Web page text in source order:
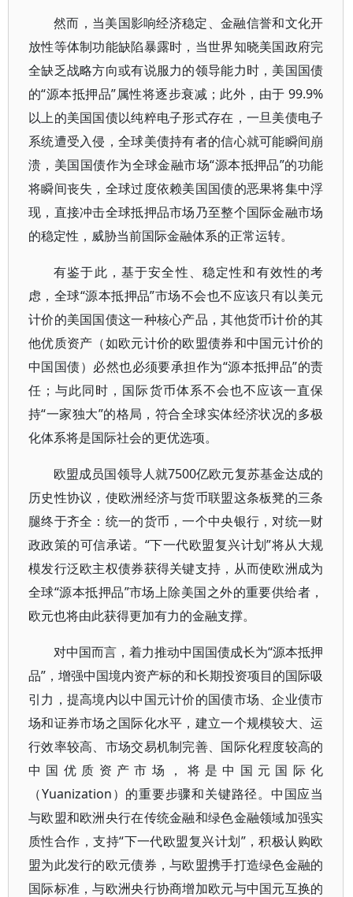
然而，当美国影响经济稳定、金融信誉和文化开
放性等体制功能缺陷暴露时，当世界知晓美国政府完
全缺乏战略方向或有说服力的领导能力时，美国国债
的“源本抵押品”属性将逐步衰减；此外，由于 99.9%
以上的美国国债以纯粹电子形式存在，一旦美债电子
系统遭受入侵，全球美债持有者的信心就可能瞬间崩
溃，美国国债作为全球金融市场“源本抵押品”的功能
将瞬间丧失，全球过度依赖美国国债的恶果将集中浮
现，直接冲击全球抵押品市场乃至整个国际金融市场
的稳定性，威胁当前国际金融体系的正常运转。
有鉴于此，基于安全性、稳定性和有效性的考
虑，全球“源本抵押品”市场不会也不应该只有以美元
计价的美国国债这一种核心产品，其他货币计价的其
他优质资产（如欧元计价的欧盟债券和中国元计价的
中国国债）必然也必须要承担作为“源本抵押品”的责
任；与此同时，国际货币体系不会也不应该一直保
持“一家独大”的格局，符合全球实体经济状况的多极
化体系将是国际社会的更优选项。
欧盟成员国领导人就7500亿欧元复苏基金达成的
历史性协议，使欧洲经济与货币联盟这条板凳的三条
腿终于齐全：统一的货币，一个中央银行，对统一财
政政策的可信承诺。“下一代欧盟复兴计划”将从大规
模发行泛欧主权债券获得关键支持，从而使欧洲成为
全球“源本抵押品”市场上除美国之外的重要供给者，
欧元也将由此获得更加有力的金融支撑。
对中国而言，着力推动中国国债成长为“源本抵押
品”，增强中国境内资产标的和长期投资项目的国际吸
引力，提高境内以中国元计价的国债市场、企业债市
场和证券市场之国际化水平，建立一个规模较大、运
行效率较高、市场交易机制完善、国际化程度较高的
中国优质资产市场，将是中国元国际化
（Yuanization）的重要步骤和关键路径。中国应当
与欧盟和欧洲央行在传统金融和绿色金融领域加强实
质性合作，支持“下一代欧盟复兴计划”，积极认购欧
盟为此发行的欧元债券，与欧盟携手打造绿色金融的
国际标准，与欧洲央行协商增加欧元与中国元互换的